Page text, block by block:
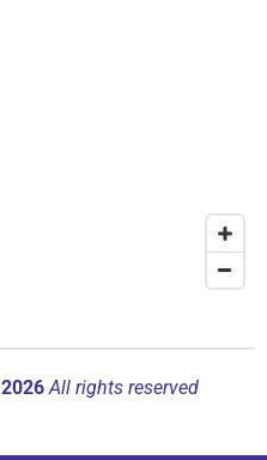
2026All rights reserved